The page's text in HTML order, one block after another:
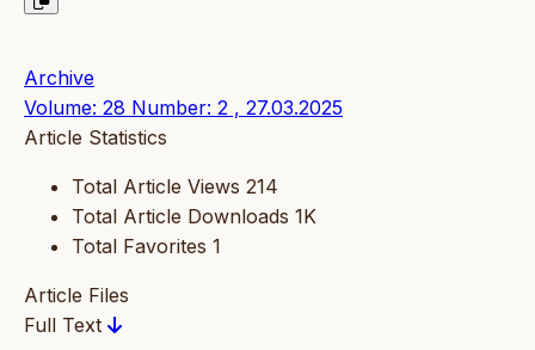
Archive
Volume: 28 Number: 2 , 27.03.2025
Article Statistics
Total Article Views 214
Total Article Downloads 1K
Total Favorites 1
Article Files
Full Text